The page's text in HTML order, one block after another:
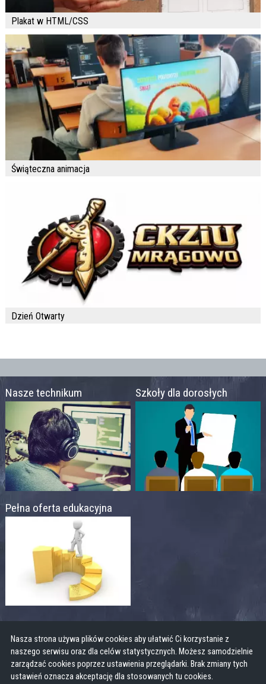
Plakat w HTML/CSS
Świąteczna animacja
Dzień Otwarty
Nasze technikum Szkoły dla dorosłych
Pełna oferta edukacyjna
Nasza strona używa plików cookies aby ułatwić Ci korzystanie z
naszego serwisu oraz dla celów statystycznych. Możesz samodzielnie
zarządzać cookies poprzez ustawienia przeglądarki. Brak zmiany tych
ustawień oznacza akceptację dla stosowanych tu cookies.